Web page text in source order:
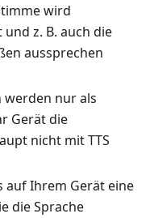
wird
z. B. auch die
aussprechen
werden nur als
Gerät die
nicht mit TTS
auf Ihrem Gerät eine
die Sprache